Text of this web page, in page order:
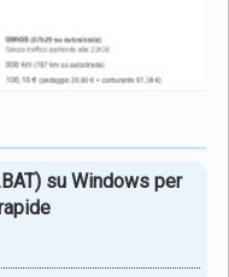
su Windows per